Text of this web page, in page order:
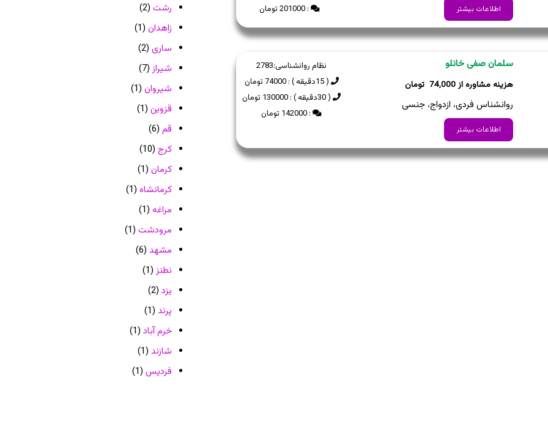
: 201000 تومان
اطلاعات بیشتر
نظام روانشناسی:2783
( 15دقیقه ) : 74000 تومان
( 30دقیقه ) : 130000 تومان
: 142000 تومان
سلمان صفی خانلو
74,000
روانشناس فردی، ازدواج، جنسی
اطلاعات بیشتر
رشت (2)
زاهدان (1)
ساری (2)
شیراز (7)
شیروان (1)
قزوین (1)
قم (6)
کرج (10)
کرمان (1)
کرمانشاه (1)
مراغه (1)
مرودشت (1)
مشهد (6)
نطنز (1)
یزد (2)
پرند (1)
خرم آباد (1)
شازند (1)
فردیس (1)